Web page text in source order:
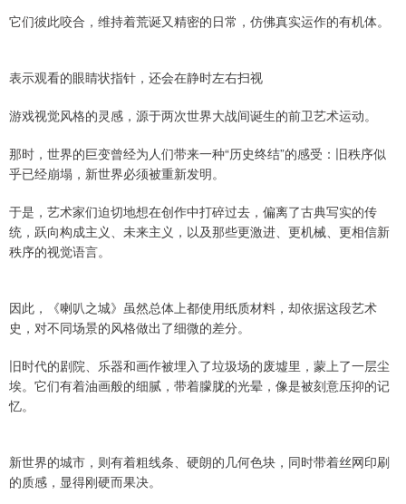
它们彼此咬合，维持着荒诞又精密的日常，仿佛真实运作的有机体。
表示观看的眼睛状指针，还会在静时左右扫视
游戏视觉风格的灵感，源于两次世界大战间诞生的前卫艺术运动。
那时，世界的巨变曾经为人们带来一种“历史终结”的感受：旧秩序似
乎已经崩塌，新世界必须被重新发明。
于是，艺术家们迫切地想在创作中打碎过去，偏离了古典写实的传
统，跃向构成主义、未来主义，以及那些更激进、更机械、更相信新
秩序的视觉语言。
因此，《喇叭之城》虽然总体上都使用纸质材料，却依据这段艺术
史，对不同场景的风格做出了细微的差分。
旧时代的剧院、乐器和画作被埋入了垃圾场的废墟里，蒙上了一层尘
埃。它们有着油画般的细腻，带着朦胧的光晕，像是被刻意压抑的记
忆。
新世界的城市，则有着粗线条、硬朗的几何色块，同时带着丝网印刷
的质感，显得刚硬而果决。